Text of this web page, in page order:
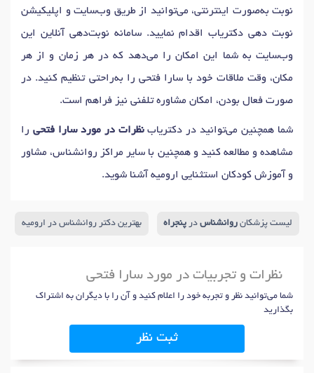
نوبت به‌صورت اینترنتی، می‌توانید از طریق وب‌سایت و اپلیکیشن
نوبت دهی دکتریاب اقدام نمایید. سامانه نوبت‌دهی آنلاین این
وب‌سایت به شما این امکان را می‌دهد که در هر زمان و از هر
مکان، وقت ملاقات خود با سارا فتحی را به‌راحتی تنظیم کنید. در
صورت فعال بودن، امکان مشاوره تلفنی نیز فراهم است.
شما همچنین می‌توانید در دکتریابنظرات در مورد سارا فتحی را
مشاهده و مطالعه کنید و همچنین با سایر مراکز روانشناس، مشاور
و آموزش کودکان استثنایی ارومیه آشنا شوید.
لیست پزشکان روانشناسدر پنجراه بهترین دکتر روانشناس در ارومیه
نظرات و تجربیات در مورد سارا فتحی
شما می‌توانید نظر و تجربه خود را اعلام کنید و آن را با دیگران به اشتراک
بگذارید
ثبت نظر